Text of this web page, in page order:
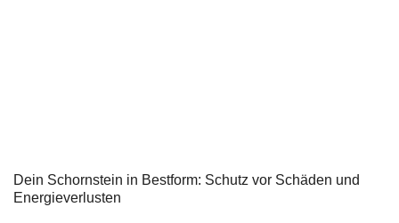
Dein Schornstein in Bestform: Schutz vor Schäden und
Energieverlusten